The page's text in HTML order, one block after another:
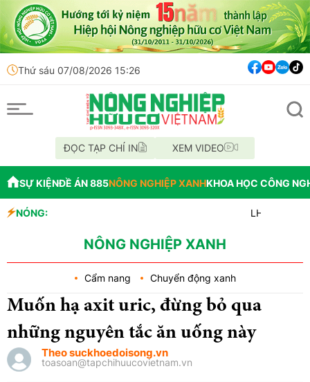
Thứ sáu 07/08/2026 15:26
ĐỌC TẠP CHÍ IN XEM VIDEO
SỰ KIỆNĐỀ ÁN 885NÔNG NGHIỆP XANHKHOA HỌC CÔNG
NÓNG:
LHQ cảnh báo El
Mỹ thu hồi lô ớt
NÔNG NGHIỆP XANH
Cẩm nang Chuyển động xanh
Muốn hạ axit uric, đừng bỏ qua
những nguyên tắc ăn uống này
Theo suckhoedoisong.vn
toasoan@tapchihuucovietnam.vn